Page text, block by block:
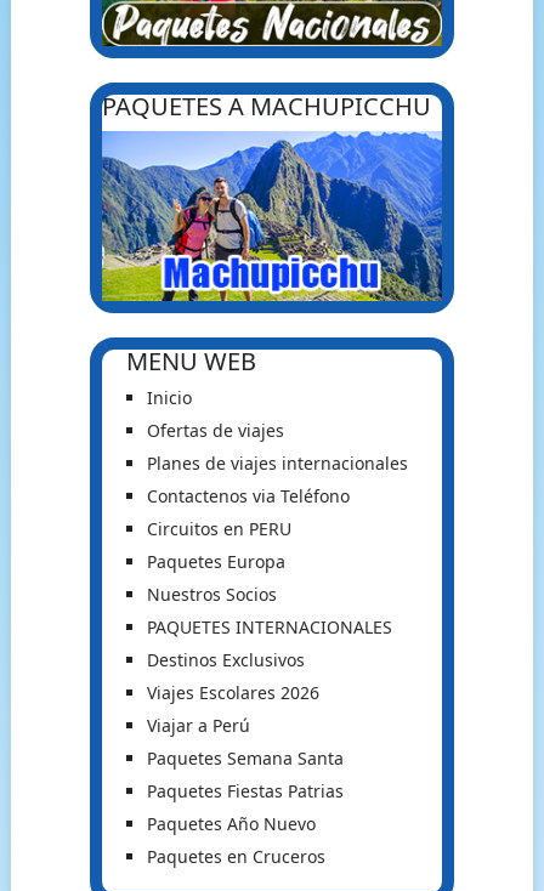
PAQUETES A MACHUPICCHU
MENU WEB
Inicio
Ofertas de viajes
Planes de viajes internacionales
Contactenos via Teléfono
Circuitos en PERU
Paquetes Europa
Nuestros Socios
PAQUETES INTERNACIONALES
Destinos Exclusivos
Viajes Escolares 2026
Viajar a Perú
Paquetes Semana Santa
Paquetes Fiestas Patrias
Paquetes Año Nuevo
Paquetes en Cruceros